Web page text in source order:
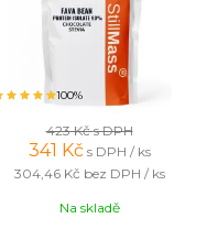
100%
423 Kčs DPH
341 Kč s DPH / ks
304,46 Kč bez DPH / ks
Na skladě